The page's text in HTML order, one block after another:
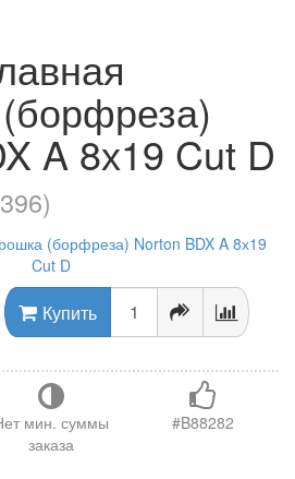
A 8х19 Cut D
Купить
мин. суммы
заказа
#B88282